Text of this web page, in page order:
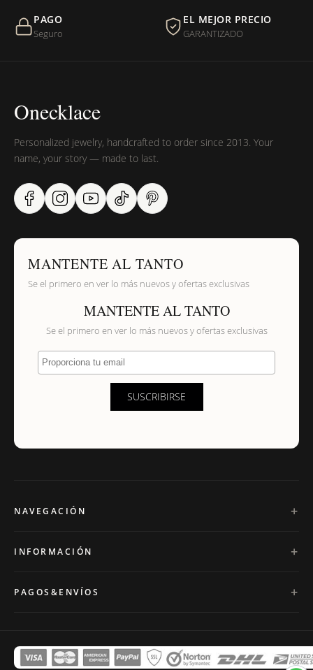
¿Sus productos son libres de níquel?
PAGO
Seguro
EL MEJOR PRECIO
GARANTIZADO
Onecklace
Personalized jewelry, handcrafted to order since 2013. Your
name, your story — made to last.
MANTENTE AL TANTO
Se el primero en ver lo más nuevos y ofertas exclusivas
MANTENTE AL TANTO
Se el primero en ver lo más nuevos y ofertas exclusivas
Proporciona tu email
SUSCRIBIRSE
NAVEGACIÓN
INFORMACIÓN
PAGOS&ENVÍOS